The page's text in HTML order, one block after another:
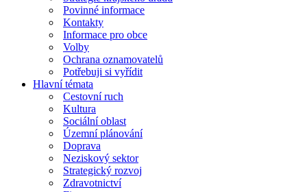
Povinné informace
Kontakty
Informace pro obce
Volby
Ochrana oznamovatelů
Potřebuji si vyřídit
Hlavní témata
Cestovní ruch
Kultura
Sociální oblast
Územní plánování
Doprava
Neziskový sektor
Strategický rozvoj
Zdravotnictví